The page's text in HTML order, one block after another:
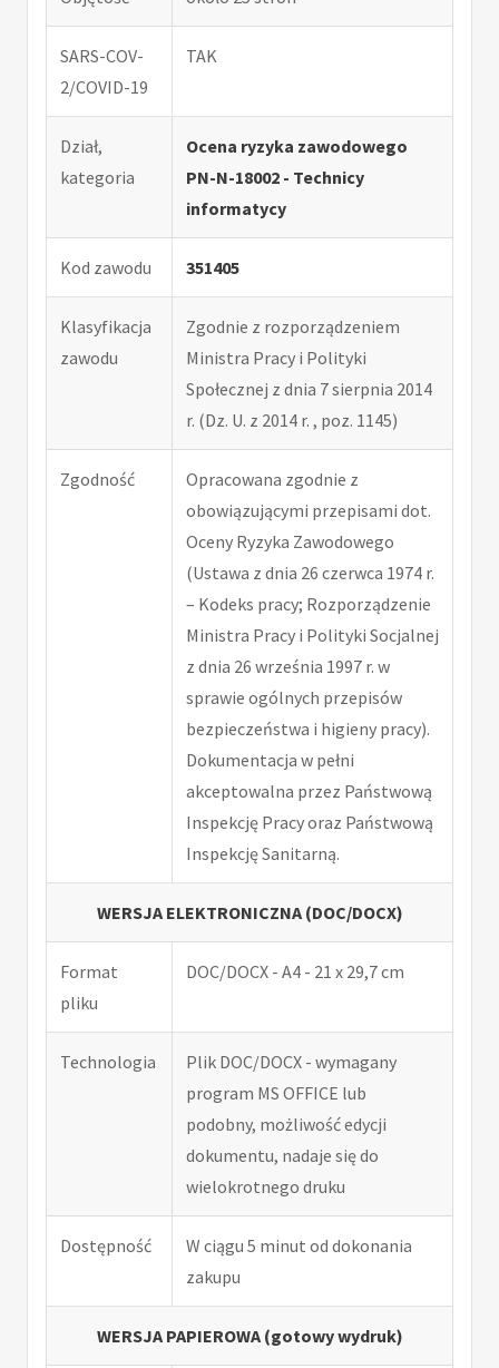
SARS-COV-
2/COVID-19
TAK
Dział,
kategoria
Ocena ryzyka zawodowego
PN-N-18002 - Technicy
informatycy
Kod zawodu 351405
Klasyfikacja
zawodu
Zgodnie z rozporządzeniem
Ministra Pracy i Polityki
Społecznej z dnia 7 sierpnia 2014
r. (Dz. U. z 2014 r. , poz. 1145)
Zgodność
Opracowana zgodnie z
obowiązującymi przepisami dot.
Oceny Ryzyka Zawodowego
(Ustawa z dnia 26 czerwca 1974 r.
– Kodeks pracy; Rozporządzenie
Ministra Pracy i Polityki Socjalnej
z dnia 26 września 1997 r. w
sprawie ogólnych przepisów
bezpieczeństwa i higieny pracy).
Dokumentacja w pełni
akceptowalna przez Państwową
Inspekcję Pracy oraz Państwową
Inspekcję Sanitarną.
WERSJA ELEKTRONICZNA (DOC/DOCX)
Format
pliku
DOC/DOCX - A4 - 21 x 29,7 cm
Technologia
Plik DOC/DOCX - wymagany
program MS OFFICE lub
podobny, możliwość edycji
dokumentu, nadaje się do
wielokrotnego druku
Dostępność
W ciągu 5 minut od dokonania
zakupu
WERSJA PAPIEROWA (gotowy wydruk)